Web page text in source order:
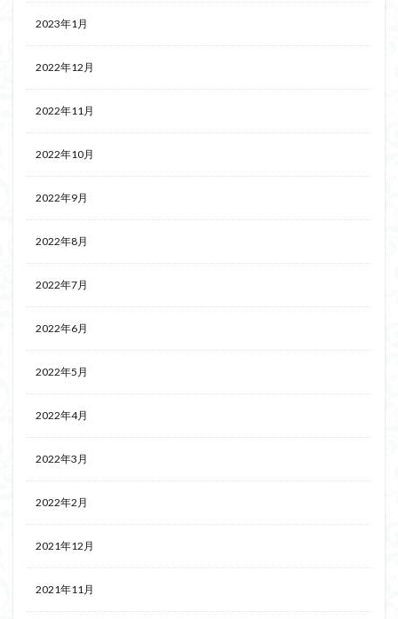
2023年1月
2022年12月
2022年11月
2022年10月
2022年9月
2022年8月
2022年7月
2022年6月
2022年5月
2022年4月
2022年3月
2022年2月
2021年12月
2021年11月